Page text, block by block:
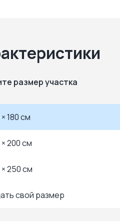
размер участка
180 см
200 см
250 см
свой размер